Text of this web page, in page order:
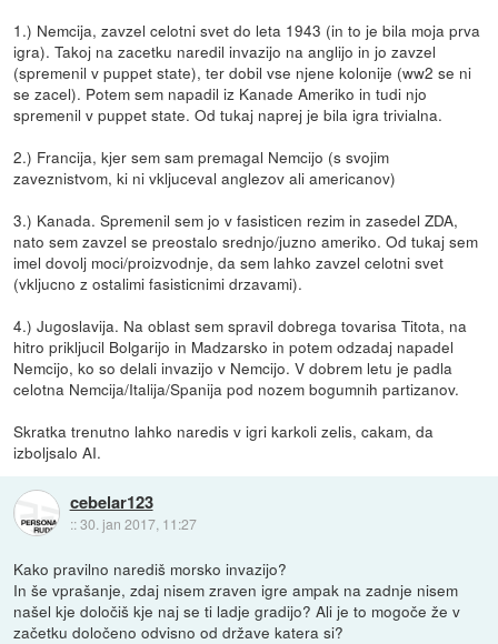
1.) Nemcija, zavzel celotni svet do leta 1943 (in to je bila moja prva
igra). Takoj na zacetku naredil invazijo na anglijo in jo zavzel
(spremenil v puppet state), ter dobil vse njene kolonije (ww2 se ni
se zacel). Potem sem napadil iz Kanade Ameriko in tudi njo
spremenil v puppet state. Od tukaj naprej je bila igra trivialna.
2.) Francija, kjer sem sam premagal Nemcijo (s svojim
zaveznistvom, ki ni vkljuceval anglezov ali americanov)
3.) Kanada. Spremenil sem jo v fasisticen rezim in zasedel ZDA,
nato sem zavzel se preostalo srednjo/juzno ameriko. Od tukaj sem
imel dovolj moci/proizvodnje, da sem lahko zavzel celotni svet
(vkljucno z ostalimi fasisticnimi drzavami).
4.) Jugoslavija. Na oblast sem spravil dobrega tovarisa Titota, na
hitro prikljucil Bolgarijo in Madzarsko in potem odzadaj napadel
Nemcijo, ko so delali invazijo v Nemcijo. V dobrem letu je padla
celotna Nemcija/Italija/Spanija pod nozem bogumnih partizanov.
Skratka trenutno lahko naredis v igri karkoli zelis, cakam, da
izboljsalo AI.
cebelar123
::30. jan 2017, 11:27
Kako pravilno narediš morsko invazijo?
In še vprašanje, zdaj nisem zraven igre ampak na zadnje nisem
našel kje določiš kje naj se ti ladje gradijo? Ali je to mogoče že v
začetku določeno odvisno od države katera si?